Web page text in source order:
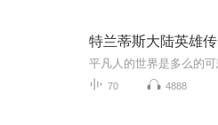
特兰蒂斯大陆英雄传
70 4888